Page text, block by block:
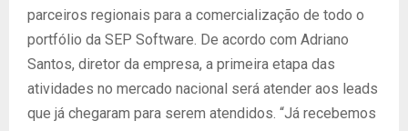
parceiros regionais para a comercialização de todo o
portfólio da SEP Software. De acordo com Adriano
Santos, diretor da empresa, a primeira etapa das
atividades no mercado nacional será atender aos leads
que já chegaram para serem atendidos. “Já recebemos